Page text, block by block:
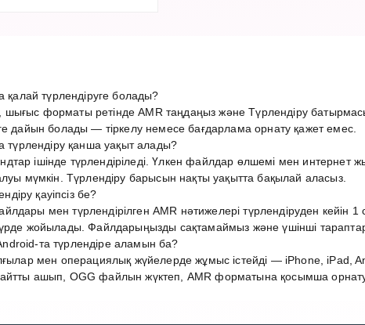
түрлендіруге болады?
форматы ретінде AMR таңдаңыз және Түрлендіру
дайын болады — тіркелу немесе бағдарлама орнату қажет емес.
қанша уақыт алады?
ішінде түрлендіріледі. Үлкен файлдар өлшемі мен
мүмкін. Түрлендіру барысын нақты уақытта бақылай аласыз.
қауіпсіз бе?
мен түрлендірілген AMR нәтижелері түрлендіруден кейін 1
жойылады. Файлдарыңызды сақтамаймыз және үшінші
та түрлендіре аламын ба?
мен операциялық жүйелерде жұмыс істейді — iPhone, iPad,
ашып, OGG файлын жүктеп, AMR форматына қосымша